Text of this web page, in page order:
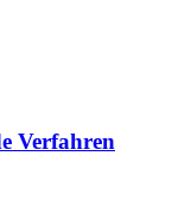
Verfahren